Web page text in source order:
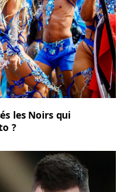
les Noirs qui
?